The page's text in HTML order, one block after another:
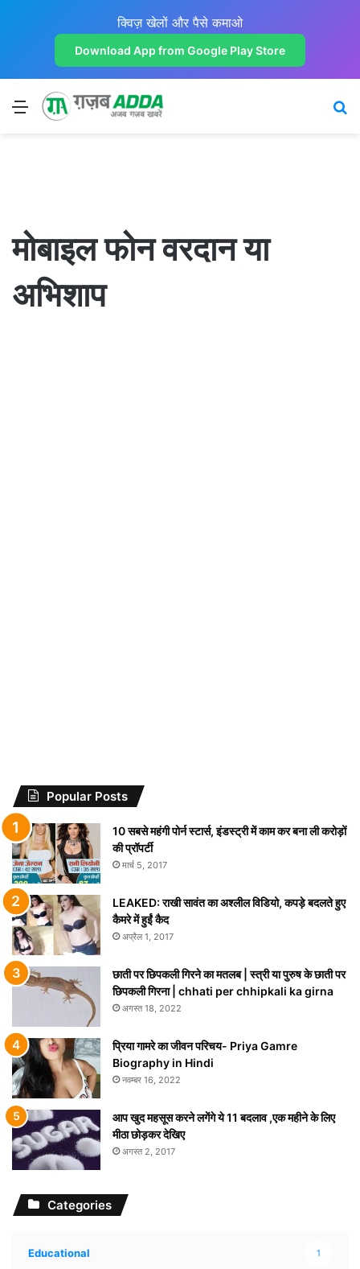
क्विज़ खेलों और पैसे कमाओ
Download App from Google Play Store
Menu
मोबाइल फोन वरदान या
अभिशाप
Popular Posts
10 सबसे महंगी पोर्न स्टार्स, इंडस्ट्री में काम कर बना ली करोड़ों
की प्रॉपर्टी
मार्च 5, 2017
LEAKED: राखी सावंत का अश्लील विडियो, कपड़े बदलते हुए
कैमरे में हुईं कैद
अप्रैल 1, 2017
छाती पर छिपकली गिरने का मतलब | स्त्री या पुरुष के छाती पर
छिपकली गिरना | chhati per chhipkali ka girna
अगस्त 18, 2022
प्रिया गामरे का जीवन परिचय- Priya Gamre
Biography in Hindi
नवम्बर 16, 2022
आप खुद महसूस करने लगेंगे ये 11 बदलाव ,एक महीने के लिए
मीठा छोड़कर देखिए
अगस्त 2, 2017
Categories
Educational 1